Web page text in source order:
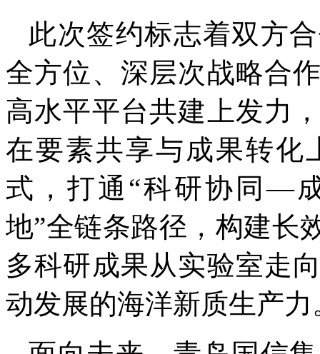
此次签约标志着双方
全方位、深层次战略合
高水平平台共建上发力
在要素共享与成果转化
式，打通“科研协同—
地”全链条路径，构建长
多科研成果从实验室走
动发展的海洋新质生产力